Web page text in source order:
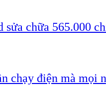
chữa 565.000
chạy điện mà mọi